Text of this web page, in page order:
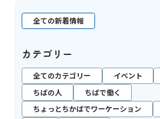
全ての新着情報
カテゴリー
全てのカテゴリー イベント
ちばの人
ちばで働く
ちょっとちかばでワーケーション